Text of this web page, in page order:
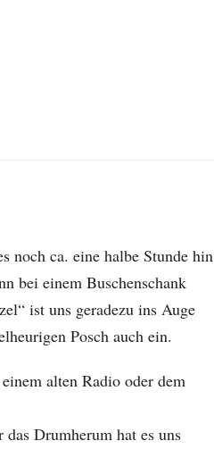
noch ca. eine halbe Stunde hin
bei einem Buschenschank
ist uns geradezu ins Auge
Posch auch ein.
alten Radio oder dem
Drumherum hat es uns